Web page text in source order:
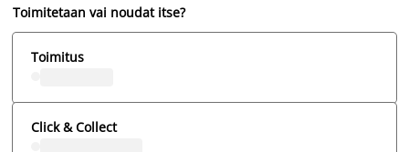
Toimitetaan vai noudat itse?
Toimitus
Click & Collect